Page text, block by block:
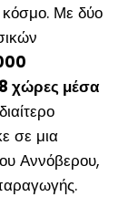
κόσμο. Με δύο
χώρες μέσα
σε μια
Αννόβερου,